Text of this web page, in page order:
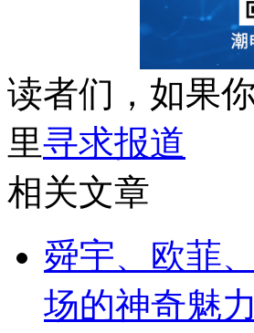
读者们，如果
里寻求报道
相关文章
舜宇、欧菲
场的神奇魅